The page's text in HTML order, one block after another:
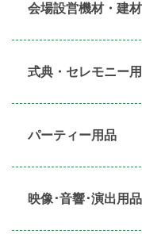
会場設営機材・建材
式典・セレモニー
パーティー用品​
映像･音響･演出用品​